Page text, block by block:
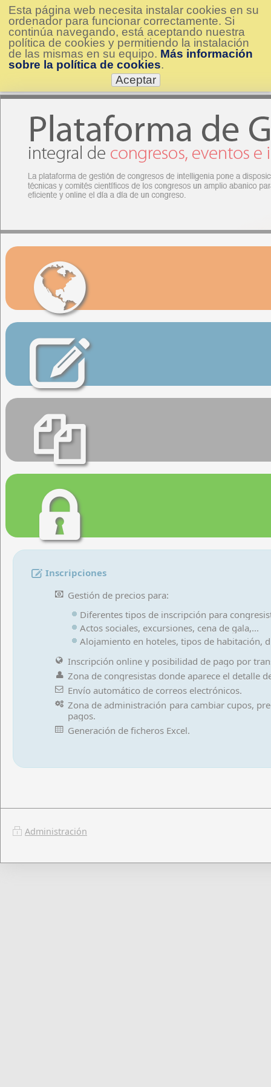
Esta página web necesita instalar cookies en su
ordenador para funcionar correctamente. Si
continúa navegando, está aceptando nuestra
política de cookies y permitiendo la instalación
de las mismas en su equipo. Más información
sobre la política de cookies.
Aceptar
Web del congreso
Inscripciones
Artículos
Inscripciones
Gestión de precios para:
Diferentes tipos de inscripción para
Actos sociales, excursiones, cena de gala,...
Alojamiento en hoteles, tipos de habitación,
Inscripción online y posibilidad de pago por
Zona de congresistas donde aparece el detalle
Envío automático de correos electrónicos.
Zona de administración para cambiar cupos,
pagos.
Generación de ficheros Excel.
Administración